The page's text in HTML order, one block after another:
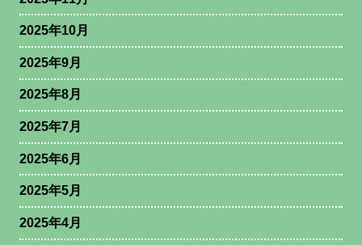
2025年10月
2025年9月
2025年8月
2025年7月
2025年6月
2025年5月
2025年4月